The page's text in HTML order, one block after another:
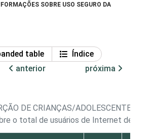
SOBRE USO SEGURO DA
table
Índice
anterior
próxima
DE CRIANÇAS/ADOLESCENTES,
o total de usuários de Internet de 9 a